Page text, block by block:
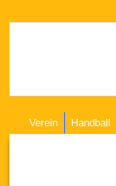
Verein Handball